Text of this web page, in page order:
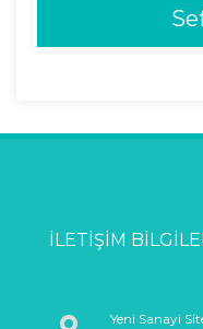
İLETIŞIM
Yeni Sanayi